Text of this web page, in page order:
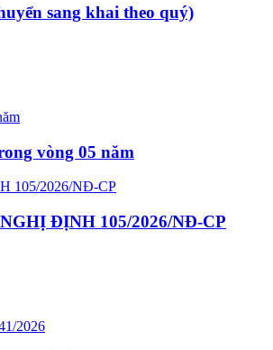
sang khai theo quý)
vòng 05 năm
ĐỊNH 105/2026/NĐ-CP